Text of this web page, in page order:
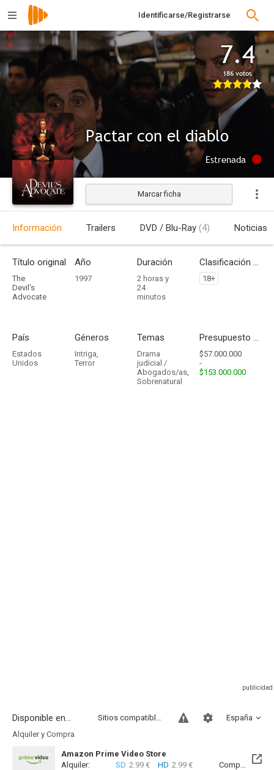
Identificarse/Registrarse
7.4
186 votos
Pactar con el diablo
Estrenada
Marcar ficha
Información Trailers DVD / Blu-Ray (4) Noticias
Título original
The
Devil's
Advocate
Año
1997
Duración
2 horas y
24
minutos
Clasificación por edades
18+
País
Estados
Unidos
Géneros
Intriga,
Terror
Temas
Drama
judicial /
Abogados/as,
Sobrenatural
Presupuesto - Ingresos
$57.000.000
-
$153.000.000
Disponible en... España
Sitios compatibles
Alquiler y Compra
Amazon Prime Video Store
Alquiler:
SD 2.99 € HD 2.99 € Compra: SD